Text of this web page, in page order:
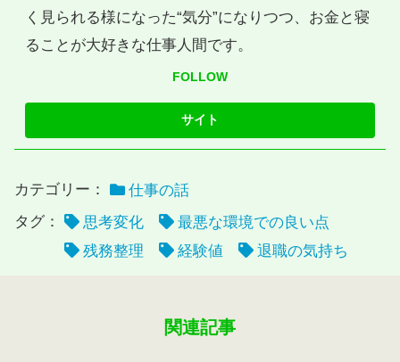
く見られる様になった“気分”になりつつ、お金と寝
ることが大好きな仕事人間です。
FOLLOW
カテゴリー：
仕事の話
タグ：
思考変化
最悪な環境での良い点
残務整理
経験値 退職の気持ち
関連記事